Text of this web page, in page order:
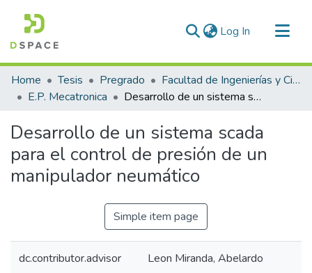
Log In (current)
Communities & Collections
All of DSpace
Home Tesis Pregrado
Facultad de Ingenierías y Ciencias Puras
E.P. Mecatronica
Desarrollo de un sistema scada para el control de presión de un manipulador neumático
Desarrollo de un sistema scada
para el control de presión de un
manipulador neumático
Simple item page
dc.contributor.advisor Leon Miranda, Abelardo